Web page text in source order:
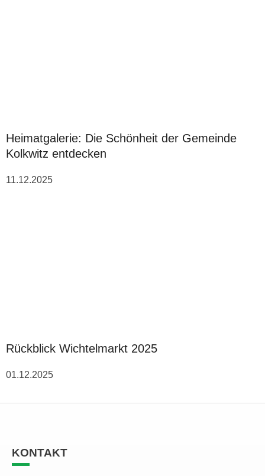
Heimatgalerie: Die Schönheit der Gemeinde
Kolkwitz entdecken
11.12.2025
Rückblick Wichtelmarkt 2025
01.12.2025
KONTAKT